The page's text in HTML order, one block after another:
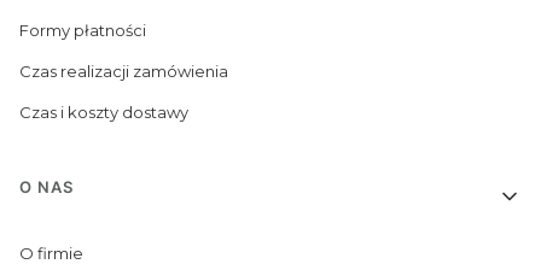
Formy płatności
Czas realizacji zamówienia
Czas i koszty dostawy
O NAS
O firmie